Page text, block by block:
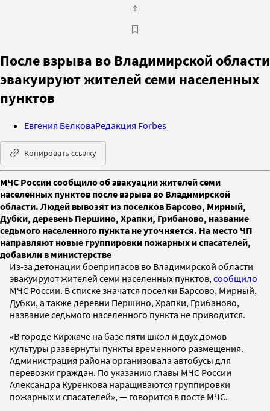
После взрыва во Владимирской области
эвакуируют жителей семи населенных
пунктов
Евгения БелковаРедакция Forbes
Копировать ссылку
МЧС России сообщило об эвакуации жителей семи
населенных пунктов после взрыва во Владимирской
области. Людей вывозят из поселков Барсово, Мирный,
Дубки, деревень Першино, Храпки, Грибаново, название
седьмого населенного пункта не уточняется. На место ЧП
направляют новые группировки пожарных и спасателей,
добавили в министерстве
Из-за детонации боеприпасов во Владимирской области
эвакуируют жителей семи населенных пунктов, сообщило
МЧС России. В списке значатся поселки Барсово, Мирный,
Дубки, а также деревни Першино, Храпки, Грибаново,
название седьмого населенного пункта не приводится.
«В городе Киржаче на базе пяти школ и двух домов
культуры развернуты пункты временного размещения.
Администрация района организовала автобусы для
перевозки граждан. По указанию главы МЧС России
Александра Куренкова наращиваются группировки
пожарных и спасателей», — говорится в посте МЧС.